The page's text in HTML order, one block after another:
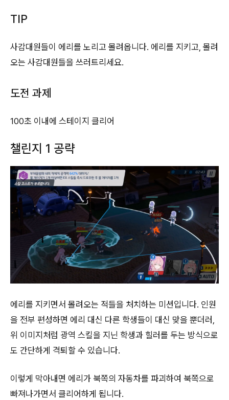
TIP
사감대원들이 에리를 노리고 몰려옵니다. 에리를 지키고, 몰려
오는 사감대원들을 쓰러트리세요.
도전 과제
100초 이내에 스테이지 클리어
챌린지 1 공략
에리를 지키면서 몰려오는 적들을 처치하는 미션입니다. 인원
을 전부 편성하면 에리 대신 다른 학생들이 대신 맞을 뿐더러,
위 이미지처럼 광역 스킬을 지닌 학생과 힐러를 두는 방식으로
도 간단하게 격퇴할 수 있습니다.
이렇게 막아내면 에리가 북쪽의 자동차를 파괴하여 북쪽으로
빠져나가면서 클리어하게 됩니다.